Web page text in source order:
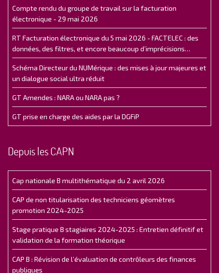
Compte rendu du groupe de travail sur la facturation
électronique - 29 mai 2026
RT Facturation électronique du 5 mai 2026 - FACTELEC : des
données, des filtres, et encore beaucoup d’imprécisions…
Schéma Directeur du NUMérique : des mises à jour majeures et
un dialogue social ultra réduit
GT Amendes : NARA ou NARA pas ?
GT prise en charge des aides par la DGFiP
Depuis les CAPN
Cap nationale B multithématique du 2 avril 2026
CAP de non titularisation des techniciens géomètres
promotion 2024-2025
Stage pratique B stagiaires 2024-2025 : Entretien définitif et
validation de la formation théorique
CAP B : Révision de l’évaluation de contrôleurs des finances
publiques